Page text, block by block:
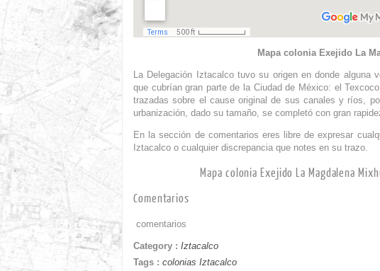
Mapa colonia Exejido La
La Delegación Iztacalco tuvo su origen en donde alguna
que cubrían gran parte de la Ciudad de México: el
trazadas sobre el cause original de sus canales y ríos,
urbanización, dado su tamaño, se completó con gran
En la sección de comentarios eres libre de expresar
Iztacalco o cualquier discrepancia que notes en su trazo.
Mapa colonia Exejido La Magdalena
Comentarios
comentarios
Category : Iztacalco
Tags : colonias Iztacalco